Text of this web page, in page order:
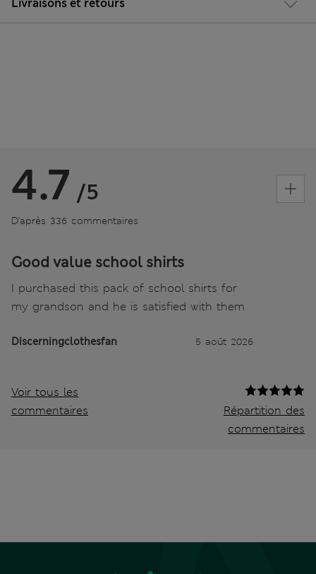
Livraisons et retours
4.7 /5
D’après 336 commentaires
Good value school shirts
I purchased this pack of school shirts for
my grandson and he is satisfied with them
Discerningclothesfan 5 août 2026
Voir tous les
commentaires
Répartition des
commentaires